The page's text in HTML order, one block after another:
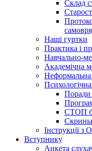
Склад
Наші гуртки
Практика і
Навчально-
Академічна
Неформальна
Поради
СТОП
Інструкції
Вступнику
Анкета